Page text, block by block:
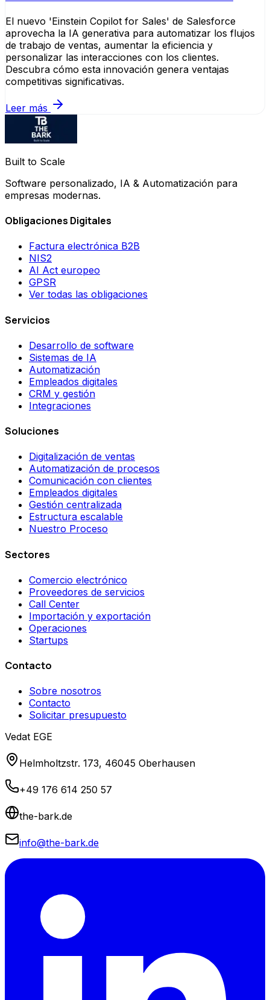
El nuevo 'Einstein Copilot for Sales' de Salesforce
aprovecha la IA generativa para automatizar los flujos
de trabajo de ventas, aumentar la eficiencia y
personalizar las interacciones con los clientes.
Descubra cómo esta innovación genera ventajas
competitivas significativas.
Leer más
Built to Scale
Software personalizado, IA & Automatización para
empresas modernas.
Obligaciones Digitales
Factura electrónica B2B
NIS2
AI Act europeo
GPSR
Ver todas las obligaciones
Servicios
Desarrollo de software
Sistemas de IA
Automatización
Empleados digitales
CRM y gestión
Integraciones
Soluciones
Digitalización de ventas
Automatización de procesos
Comunicación con clientes
Empleados digitales
Gestión centralizada
Estructura escalable
Nuestro Proceso
Sectores
Comercio electrónico
Proveedores de servicios
Call Center
Importación y exportación
Operaciones
Startups
Contacto
Sobre nosotros
Contacto
Solicitar presupuesto
Vedat EGE
Helmholtzstr. 173, 46045 Oberhausen
+49 176 614 250 57
the-bark.de
info@the-bark.de